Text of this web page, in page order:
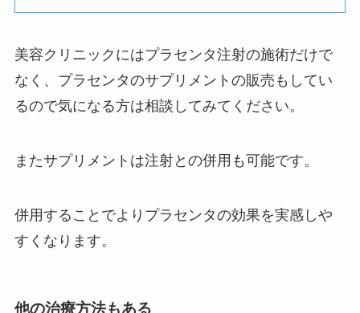
美容クリニックにはプラセンタ注射の施術だけで
なく、プラセンタのサプリメントの販売もしてい
るので気になる方は相談してみてください。
またサプリメントは注射との併用も可能です。
併用することでよりプラセンタの効果を実感しや
すくなります。
他の治療方法もある